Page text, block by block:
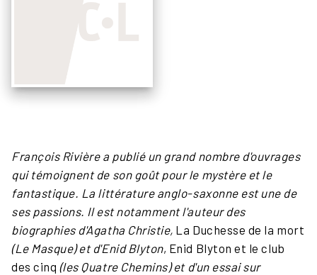
François Rivière a publié un grand nombre d'ouvrages
qui témoignent de son goût pour le mystère et le
fantastique. La littérature anglo-saxonne est une de
ses passions. Il est notamment l'auteur des
biographies d'Agatha Christie, La Duchesse de la mort
(Le Masque) et d'Enid Blyton, Enid Blyton et le club
des cinq (les Quatre Chemins) et d'un essai sur